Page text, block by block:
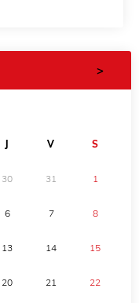
>
V S
30 31 1
6 7 8
13 14 15
20 21 22